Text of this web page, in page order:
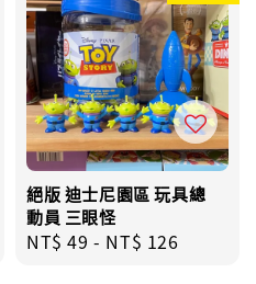
絕版 迪士尼園區 玩具總
動員 三眼怪
Regular
NT$ 49 - NT$ 126